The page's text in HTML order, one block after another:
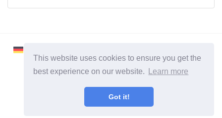
This website uses cookies to ensure you get the
best experience on our website.
Learn more
Got it!
2026 ©Learnaboutworld
Alle categorieën